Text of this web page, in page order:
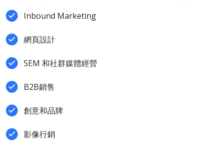
Inbound Marketing
網頁設計
SEM 和社群媒體經營
B2B銷售
創意和品牌
影像行銷